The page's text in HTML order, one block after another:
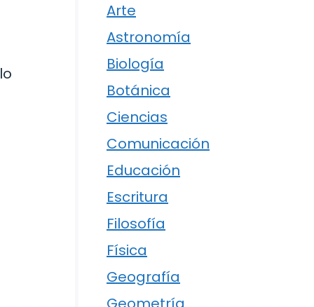
Arte
Astronomía
Biología
Botánica
Ciencias
Comunicación
Educación
Escritura
Filosofía
Física
Geografía